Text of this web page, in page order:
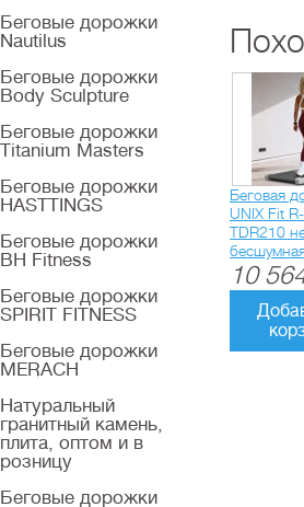
Беговые дорожки
Nautilus
Беговые дорожки
Body Sculpture
Беговые дорожки
Titanium Masters
Беговые дорожки
HASTTINGS
Беговые дорожки
BH Fitness
Беговые дорожки
SPIRIT FITNESS
Беговые дорожки
MERACH
Натуральный
гранитный камень,
плита, оптом и в
розницу
Беговые дорожки
Беговая
UNIX Fit
TDR210
10